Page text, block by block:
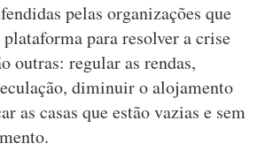
pelas organizações que
para resolver a crise
outras: regular as rendas,
diminuir o alojamento
as casas que estão vazias e sem